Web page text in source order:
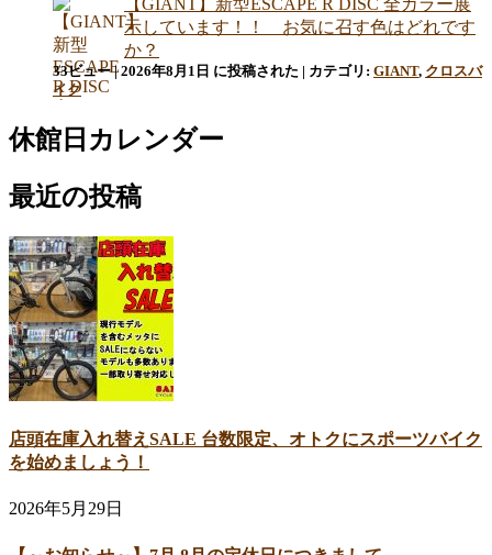
【GIANT】新型ESCAPE R DISC 全カラー展
示しています！！ お気に召す色はどれです
か？
33ビュー|2026年8月1日 に投稿された カテゴリ: GIANT, クロスバ
イク
休館日カレンダー
最近の投稿
店頭在庫入れ替えSALE 台数限定、オトクにスポーツバイク
を始めましょう！
2026年5月29日